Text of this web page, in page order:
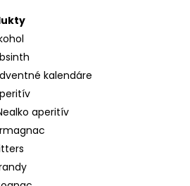
kalendáre
aperitív